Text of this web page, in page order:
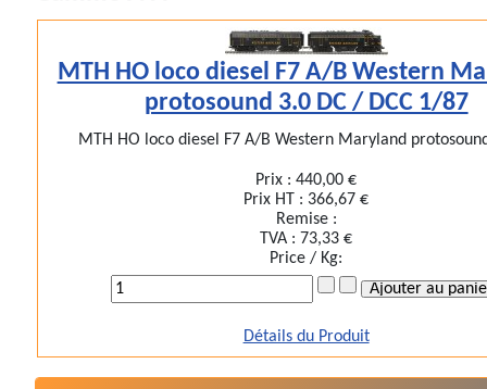
MTH HO loco diesel F7 A/B Western
protosound 3.0 DC / DCC 1/87
MTH HO loco diesel F7 A/B Western Maryland
Prix :440,00 €
Prix HT : 366,67 €
Remise :
TVA : 73,33 €
Price / Kg:
Détails du Produit